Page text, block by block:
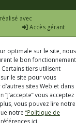
avec
Accès gérant
optimale sur le site, nous
le bon fonctionnement
Certains tiers utilisent
le site pour vous
sites Web et dans
vous acceptez
vous pouvez lire notre
notre “Politique de
ici.